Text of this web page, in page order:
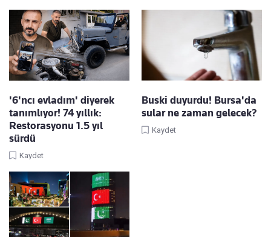
'6'ncı evladım' diyerek
tanımlıyor! 74 yıllık:
Restorasyonu 1.5 yıl
sürdü
Kaydet
Buski duyurdu! Bursa'da
sular ne zaman gelecek?
Kaydet